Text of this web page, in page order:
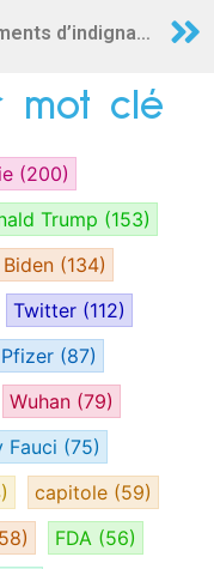
Hurlements d’indignation après que le New York Times confirme que SBF interviendra aux côtés de Zelenskyy
mot clé
(200)
Trump (153)
Biden (134)
Twitter (112)
Pfizer (87)
Wuhan (79)
Fauci (75)
capitole (59)
FDA (56)